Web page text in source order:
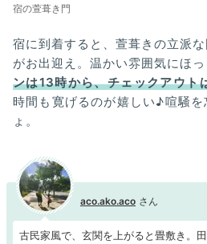
宿の萱葺き門
宿に到着すると、萱葺きの立派
がお出迎え。温かい雰囲気にほ
ンは13時から、チェックアウト
時間も寛げるのが嬉しい♪喧騒
ょ。
aco.ako.aco
古民家風で、玄関を上がると畳敷き。